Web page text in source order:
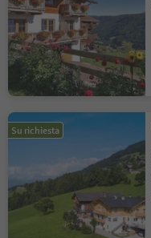
Su richiesta